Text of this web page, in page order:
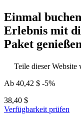
Einmal
Erlebnis mit
Paket
Teile dieser Website
Ab 40,42 $ -5%
38,40 $
Verfügbarkeit prüfen